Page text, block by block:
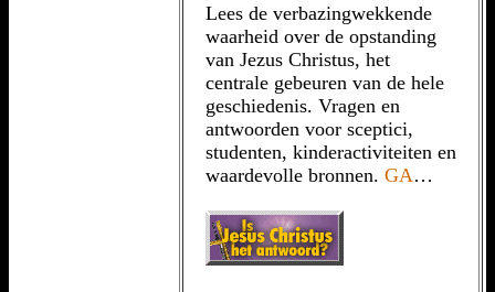
Lees de verbazingwekkende
waarheid over de opstanding
van Jezus Christus, het
centrale gebeuren van de hele
geschiedenis. Vragen en
antwoorden voor sceptici,
studenten, kinderactiviteiten en
waardevolle bronnen. GA …